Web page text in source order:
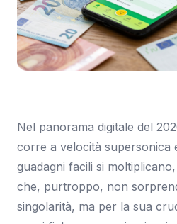
Nel panorama digitale del
corre a velocità supersonica
guadagni facili si
che, purtroppo, non
singolarità, ma per la sua